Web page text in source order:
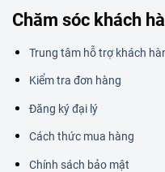
Chăm sóc khách
Trung tâm hỗ trợ khách
Kiểm tra đơn hàng
Đăng ký đại lý
Cách thức mua hàng
Chính sách bảo mật